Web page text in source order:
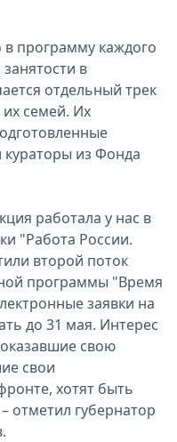
в программу каждого
в
отдельный трек
семей. Их
кураторы из Фонда
работала у нас в
"Работа России.
второй поток
программы "Время
заявки на
до 31 мая. Интерес
свою
свои
хотят быть
отметил губернатор